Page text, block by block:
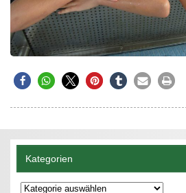
Kategorien
Kategorien